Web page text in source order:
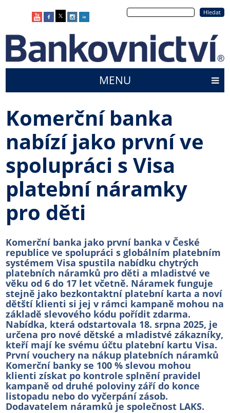
Hledat
menu
MENU
Komerční banka
nabízí jako první ve
spolupráci s Visa
platební náramky
pro děti
Komerční banka jako první banka v České
republice ve spolupráci s globálním platebním
systémem Visa spustila nabídku chytrých
platebních náramků pro děti a mladistvé ve
věku od 6 do 17 let včetně. Náramek funguje
stejně jako bezkontaktní platební karta a noví
dětští klienti si jej v rámci kampaně mohou na
základě slevového kódu pořídit zdarma.
Nabídka, která odstartovala 18. srpna 2025, je
určena pro nové dětské a mladistvé zákazníky,
kteří mají ke svému účtu platební kartu Visa.
První vouchery na nákup platebních náramků
Komerční banky se 100 % slevou mohou
klienti získat po kontrole splnění pravidel
kampaně od druhé poloviny září do konce
listopadu nebo do vyčerpání zásob.
Dodavatelem náramků je společnost LAKS.